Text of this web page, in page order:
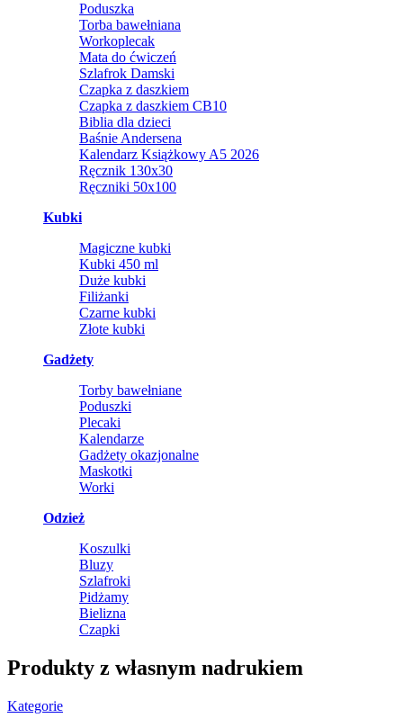
Poduszka
Torba bawełniana
Workoplecak
Mata do ćwiczeń
Szlafrok Damski
Czapka z daszkiem
Czapka z daszkiem CB10
Biblia dla dzieci
Baśnie Andersena
Kalendarz Książkowy A5 2026
Ręcznik 130x30
Ręczniki 50x100
Kubki
Magiczne kubki
Kubki 450 ml
Duże kubki
Filiżanki
Czarne kubki
Złote kubki
Gadżety
Torby bawełniane
Poduszki
Plecaki
Kalendarze
Gadżety okazjonalne
Maskotki
Worki
Odzież
Koszulki
Bluzy
Szlafroki
Pidżamy
Bielizna
Czapki
Produkty z własnym nadrukiem
Kategorie